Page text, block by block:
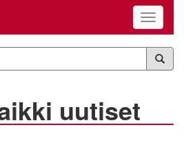
uutiset